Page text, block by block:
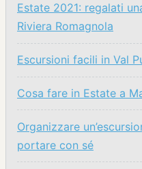
Estate 2021: regalati
Riviera Romagnola
Escursioni facili in Val
Cosa fare in Estate a
Organizzare
portare con sé